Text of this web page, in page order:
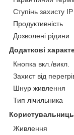
Ступінь захисту IP
Продуктивність
Дозволені рідини
Додаткові
Кнопка вкл./викл.
Захист від
Шнур живлення
Тип лічильника
Живлення